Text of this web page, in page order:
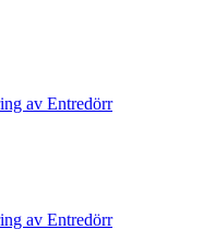
av Entredörr
av Entredörr